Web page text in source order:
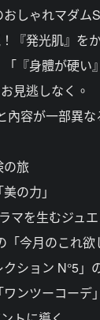
しゃれマダ
『発光肌』を
『身體が硬
見逃しなく。
內容が一部異
の旅
の力」
マを生むジュ
今月のこれ欲
ション N°5」
ンツーコーデ